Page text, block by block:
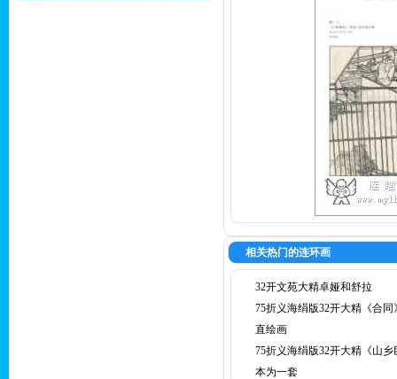
相关热门的连环画
32开文苑大精卓娅和舒拉
75折义海绢版32开大精《合同
直绘画
75折义海绢版32开大精《山乡
本为一套